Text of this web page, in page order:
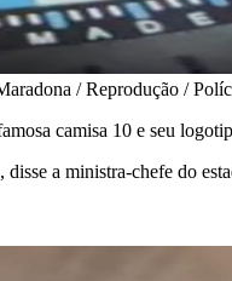
/ Reprodução /
camisa 10 e seu
a ministra-chefe do